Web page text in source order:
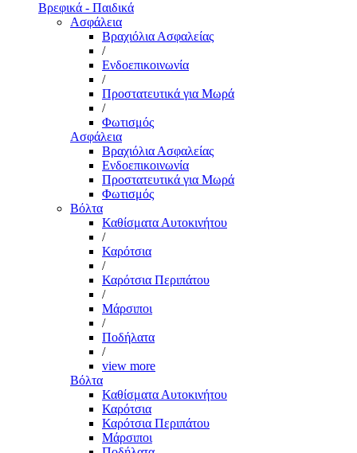
Βρεφικά - Παιδικά
Ασφάλεια
Βραχιόλια Ασφαλείας
/
Ενδοεπικοινωνία
/
Προστατευτικά για Μωρά
/
Φωτισμός
Ασφάλεια
Βραχιόλια Ασφαλείας
Ενδοεπικοινωνία
Προστατευτικά για Μωρά
Φωτισμός
Βόλτα
Καθίσματα Αυτοκινήτου
/
Καρότσια
/
Καρότσια Περιπάτου
/
Μάρσιποι
/
Ποδήλατα
/
view more
Βόλτα
Καθίσματα Αυτοκινήτου
Καρότσια
Καρότσια Περιπάτου
Μάρσιποι